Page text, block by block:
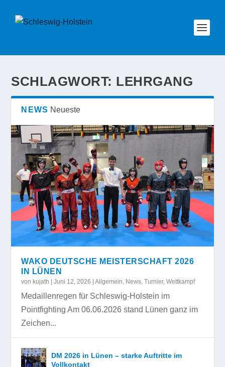
SCHLAGWORT: LEHRGANG
NEWS Neueste
WAKO DEUTSCHE MEISTERSCHAFT 2026
IN LÜNEN
vonkujath |Juni 12, 2026 |Allgemein News ,Turnier,Wettkampf
Medaillenregen für Schleswig-Holstein im
Pointfighting Am 06.06.2026 stand Lünen ganz im
Zeichen...
DM 2026 in Lünen – starke Auftritte im
Vollkontakt